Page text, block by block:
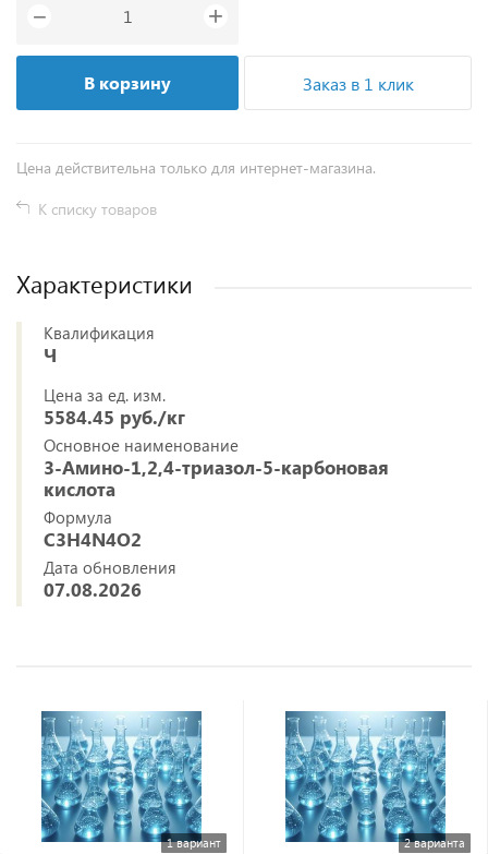
− +
В корзину Заказ в 1 клик
Цена действительна только для интернет-магазина.
К списку товаров
Характеристики
Квалификация
Ч
Цена за ед. изм.
5584.45 руб./кг
Основное наименование
3-Амино-1,2,4-триазол-5-карбоновая
кислота
Формула
C3H4N4O2
Дата обновления
07.08.2026
1 вариант 2 варианта